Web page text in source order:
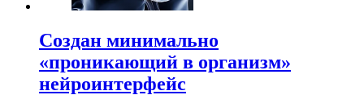
Создан минимально
«проникающий в организм»
нейроинтерфейс